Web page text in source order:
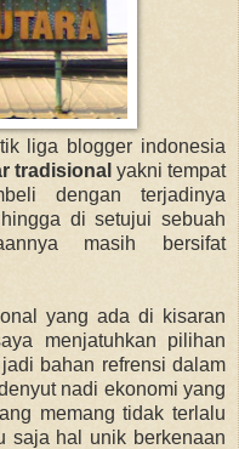
liga blogger indonesia
tradisional yakni tempat
dengan terjadinya
di setujui sebuah
masih bersifat
yang ada di kisaran
menjatuhkan pilihan
bahan refrensi dalam
nadi ekonomi yang
memang tidak terlalu
saja hal unik berkenaan